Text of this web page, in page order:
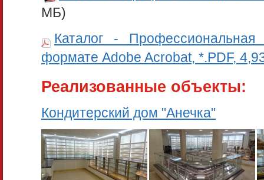
МБ)
Каталог -
формате Adobe Acrobat, *.PDF,
Реализованные объекты:
Кондитерский дом "Анечка"